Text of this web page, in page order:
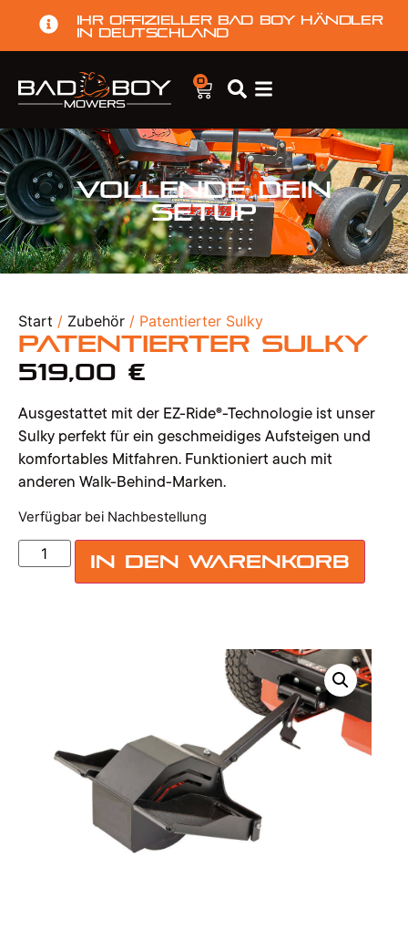
Ihr offizieller Bad Boy Händler
in Deutschland
0
Vollende dein
Setup
Start / Zubehör / Patentierter Sulky
Patentierter Sulky
519,00 €
Ausgestattet mit der EZ-Ride®-Technologie ist unser
Sulky perfekt für ein geschmeidiges Aufsteigen und
komfortables Mitfahren. Funktioniert auch mit
anderen Walk-Behind-Marken.
Verfügbar bei Nachbestellung
In den Warenkorb